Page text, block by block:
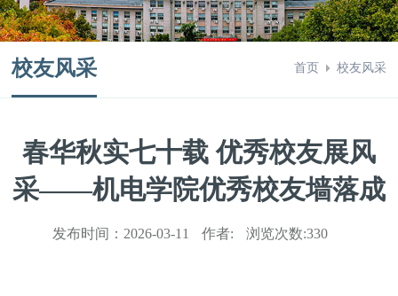
校友风采 首页 校友风采
春华秋实七十载 优秀校友展风
采——机电学院优秀校友墙落成
发布时间： 2026-03-11 作者: 浏览次数:330